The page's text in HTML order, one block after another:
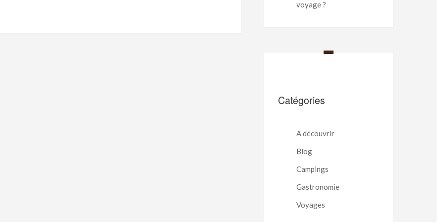
voyage ?
Catégories
A découvrir
Blog
Campings
Gastronomie
Voyages